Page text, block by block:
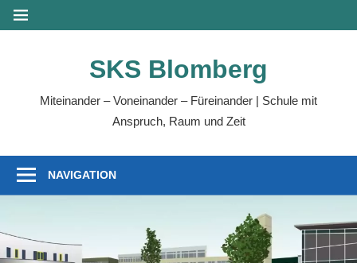
Zum
Inhalt
MENÜ
SKS Blomberg
Miteinander – Voneinander – Füreinander | Schule mit
Anspruch, Raum und Zeit
NAVIGATION